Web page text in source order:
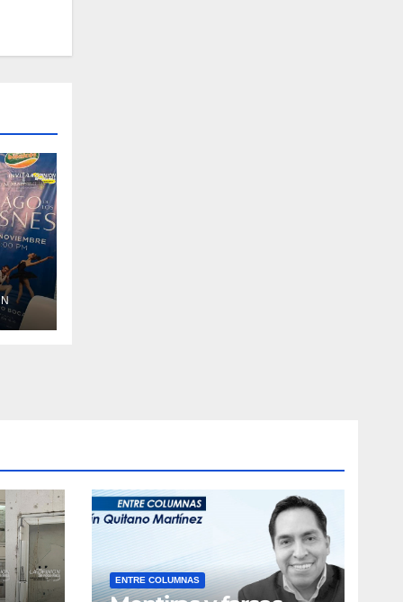
ENTRE COLUMNAS